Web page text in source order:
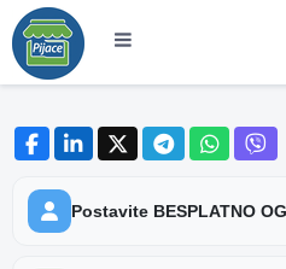
Postavite BESPLATNO